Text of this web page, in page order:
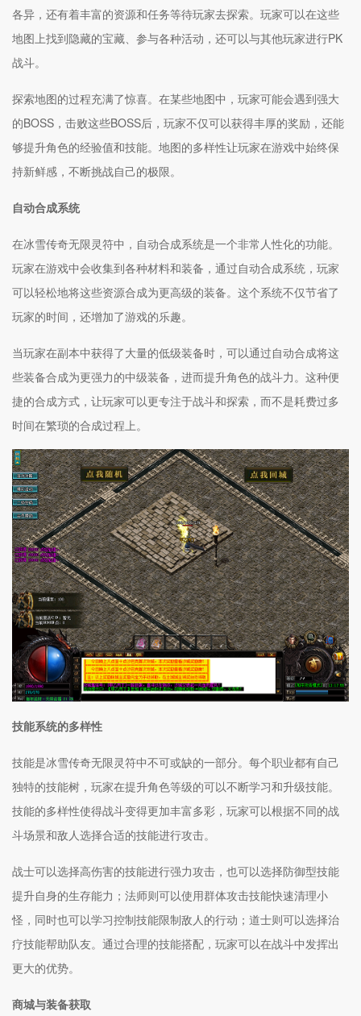
各异，还有着丰富的资源和任务等待玩家去探索。玩家可以在这些
地图上找到隐藏的宝藏、参与各种活动，还可以与其他玩家进行PK
战斗。
探索地图的过程充满了惊喜。在某些地图中，玩家可能会遇到强大
的BOSS，击败这些BOSS后，玩家不仅可以获得丰厚的奖励，还能
够提升角色的经验值和技能。地图的多样性让玩家在游戏中始终保
持新鲜感，不断挑战自己的极限。
自动合成系统
在冰雪传奇无限灵符中，自动合成系统是一个非常人性化的功能。
玩家在游戏中会收集到各种材料和装备，通过自动合成系统，玩家
可以轻松地将这些资源合成为更高级的装备。这个系统不仅节省了
玩家的时间，还增加了游戏的乐趣。
当玩家在副本中获得了大量的低级装备时，可以通过自动合成将这
些装备合成为更强力的中级装备，进而提升角色的战斗力。这种便
捷的合成方式，让玩家可以更专注于战斗和探索，而不是耗费过多
时间在繁琐的合成过程上。
技能系统的多样性
技能是冰雪传奇无限灵符中不可或缺的一部分。每个职业都有自己
独特的技能树，玩家在提升角色等级的可以不断学习和升级技能。
技能的多样性使得战斗变得更加丰富多彩，玩家可以根据不同的战
斗场景和敌人选择合适的技能进行攻击。
战士可以选择高伤害的技能进行强力攻击，也可以选择防御型技能
提升自身的生存能力；法师则可以使用群体攻击技能快速清理小
怪，同时也可以学习控制技能限制敌人的行动；道士则可以选择治
疗技能帮助队友。通过合理的技能搭配，玩家可以在战斗中发挥出
更大的优势。
商城与装备获取